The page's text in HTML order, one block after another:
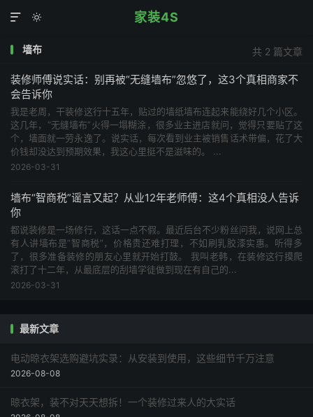
家装4S


共 2 篇文章
墙布
装修师傅说实话：别再被“无缝墙布”忽悠了，这3个真相商家不
会告诉你
我是老周，干装修这行十五年，贴过的墙纸墙布连起来能绕好几个小区。
这几年，“无缝墙布”火得一塌糊涂，很多业主进店就问，觉得只要贴了这
个，墙面就一劳永逸了。说实话，每次看到业主被销售话术带偏，花了大
价钱却没达到预期效果，我这心里挺不是滋味的。 ...
2026-03-31
墙布“智商税”谣言又起？从业12年老师傅：这4个真相没人告诉
你
都说装修是一场修行，这话一点不假。最近后台不少粉丝问我，说网上总
有人讲墙布是“智商税”，价格贵还难打理，不如刷乳胶漆实惠。听得多
了，很多准备装修的朋友心里就开始打鼓。 我叫老韩，在装修这行摸爬
滚打了十二年，从最底层的刮墙学徒做到现在有自己的...
2026-03-31
最新文章
电动晾衣架选购避坑实录：从安装到使用，这些细节千万注意
2026-08-08
晾衣架，装不对天天想拆！一个装修过来人的大实话